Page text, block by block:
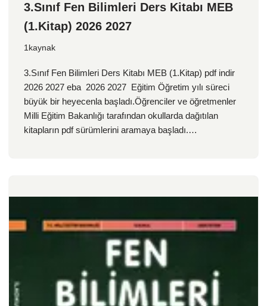
3.Sınıf Fen Bilimleri Ders Kitabı MEB
(1.Kitap) 2026 2027
1kaynak
3.Sınıf Fen Bilimleri Ders Kitabı MEB (1.Kitap) pdf indir
2026 2027 eba 2026 2027 Eğitim Öğretim yılı süreci
büyük bir heyecenla başladı.Öğrenciler ve öğretmenler
Milli Eğitim Bakanlığı tarafından okullarda dağıtılan
kitapların pdf sürümlerini aramaya başladı.…